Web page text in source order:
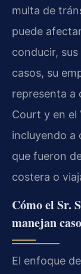
multa de
puede
conducir,
casos, su
representa a
Court y en el
incluyendo a
que fueron
costera o
Cómo el Sr.
manejan
El enfoque